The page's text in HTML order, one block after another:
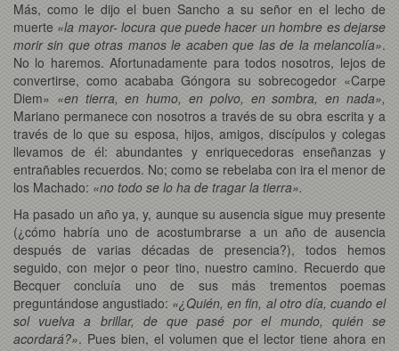
Más, como le dijo el buen Sancho a su señor en el lecho de
muerte «la mayor- locura que puede hacer un hombre es dejarse
morir sin que otras manos le acaben que las de la melancolía».
No lo haremos. Afortunadamente para todos nosotros, lejos de
convertirse, como acababa Góngora su sobrecogedor «Carpe
Diem» «en tierra, en humo, en polvo, en sombra, en nada»,
Mariano permanece con nosotros a través de su obra escrita y a
través de lo que su esposa, hijos, amigos, discípulos y colegas
llevamos de él: abundantes y enriquecedoras enseñanzas y
entrañables recuerdos. No; como se rebelaba con ira el menor de
los Machado: «no todo se lo ha de tragar la tierra».
Ha pasado un año ya, y, aunque su ausencia sigue muy presente
(¿cómo habría uno de acostumbrarse a un año de ausencia
después de varias décadas de presencia?), todos hemos
seguido, con mejor o peor tino, nuestro camino. Recuerdo que
Becquer concluía uno de sus más trementos poemas
preguntándose angustiado: «¿Quién, en fin, al otro día, cuando el
sol vuelva a brillar, de que pasé por el mundo, quién se
acordará?». Pues bien, el volumen que el lector tiene ahora en